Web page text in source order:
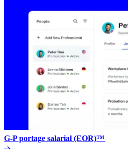
G-P portage salarial (EOR)™​​